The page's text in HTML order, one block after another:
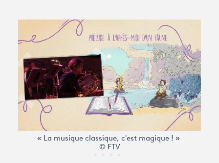
« La musique classique, c'est magique ! »
© FTV